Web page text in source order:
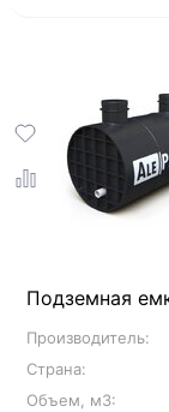
Подземная
Производитель:
Страна:
Объем, м3: